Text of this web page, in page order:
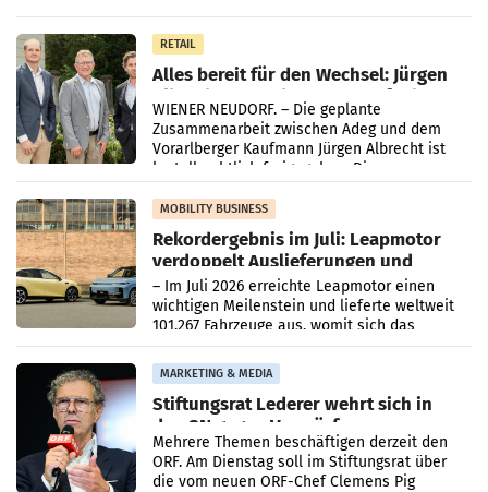
RETAIL
Alles bereit für den Wechsel: Jürgen
Albrecht setzt ab 1.1.2027 auf Adeg
WIENER NEUDORF. – Die geplante
Zusammenarbeit zwischen Adeg und dem
Vorarlberger Kaufmann Jürgen Albrecht ist
kartellrechtlich freigegeben: Die
Bundeswettbewerbsbehörde und der
Bundeskartellanwalt
MOBILITY BUSINESS
Rekordergebnis im Juli: Leapmotor
verdoppelt Auslieferungen und
überschreitet die 100.000er-Marke
– Im Juli 2026 erreichte Leapmotor einen
wichtigen Meilenstein und lieferte weltweit
101.267 Fahrzeuge aus, womit sich das
Ergebnis gegenüber Juli 2025 mehr als
verdoppelte (+102
MARKETING & MEDIA
Stiftungsrat Lederer wehrt sich in
den SN gegen Vorwürfe
Mehrere Themen beschäftigen derzeit den
ORF. Am Dienstag soll im Stiftungsrat über
die vom neuen ORF-Chef Clemens Pig